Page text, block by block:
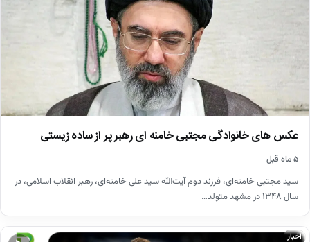
عکس های خانوادگی مجتبی خامنه ای رهبر پر از ساده زیستی
۵ ماه قبل
سید مجتبی خامنه‌ای، فرزند دوم آیت‌الله سید علی خامنه‌ای، رهبر انقلاب اسلامی، در
سال ۱۳۴۸ در مشهد متولد…
اخبار